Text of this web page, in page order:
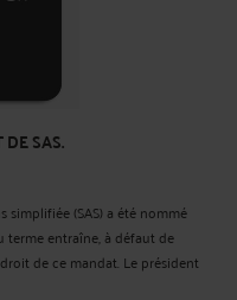
SAS.
simplifiée (SAS) a été nommé
terme entraîne, à défaut de
de ce mandat. Le président